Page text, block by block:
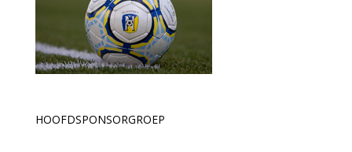
HOOFDSPONSORGROEP